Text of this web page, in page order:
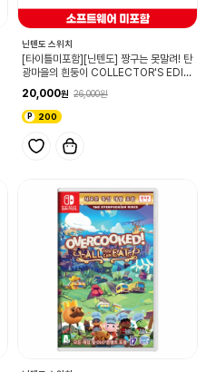
닌텐도 스위치
[타이틀미포함][닌텐도] 짱구는 못말려! 탄
광마을의 흰둥이 COLLECTOR'S EDITI
20,000 26,000
200